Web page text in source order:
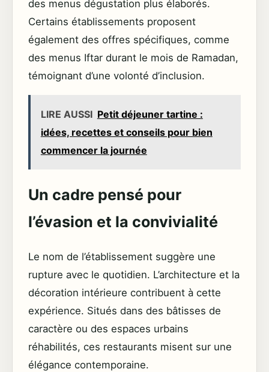
des menus dégustation plus élaborés.
Certains établissements proposent
également des offres spécifiques, comme
des menus Iftar durant le mois de Ramadan,
témoignant d’une volonté d’inclusion.
LIRE AUSSI Petit déjeuner tartine :
idées, recettes et conseils pour bien
commencer la journée
Un cadre pensé pour
l’évasion et la convivialité
Le nom de l’établissement suggère une
rupture avec le quotidien. L’architecture et la
décoration intérieure contribuent à cette
expérience. Situés dans des bâtisses de
caractère ou des espaces urbains
réhabilités, ces restaurants misent sur une
élégance contemporaine.